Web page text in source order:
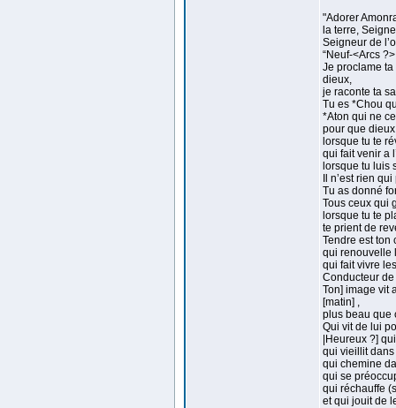
"Adorer
la terre,
Seigneur de
“Neuf-<Arcs
Je proclame
dieux,
je raconte ta
Tu es *Chou
*Aton qui ne
pour que
lorsque tu te
qui fait venir a
lorsque tu luis
Il n’est rien
Tu as donné
Tous ceux qui
lorsque tu te
te prient de
Tendre est ton
qui renouvelle
qui fait vivre
Conducteur
Ton] image vit
[matin] ,
plus beau que
Qui vit de lui
|Heureux ?]
qui vieillit
qui chemine
qui se
qui réchauffe
et qui jouit de